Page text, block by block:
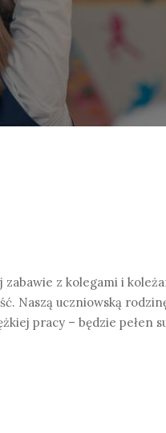
z kolegami i
Naszą uczniowską
pracy – będzie pełen